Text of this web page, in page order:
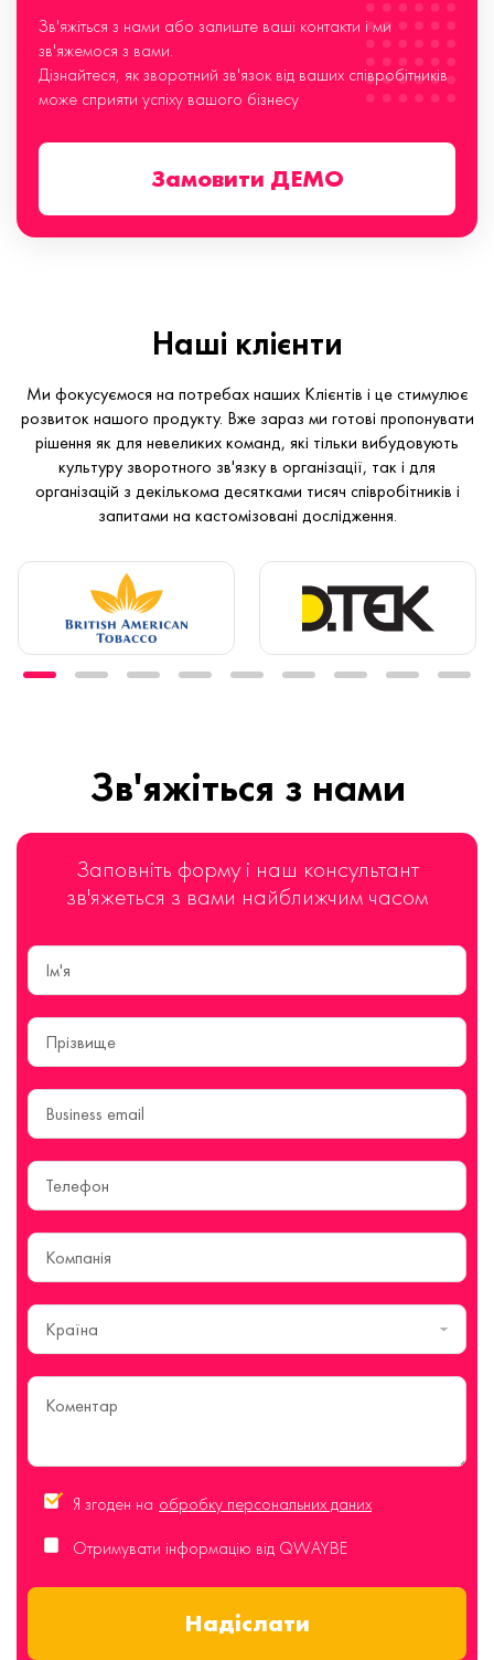
Зв'яжіться з нами або залиште ваші контакти і ми
зв'яжемося з вами.
Дізнайтеся, як зворотний зв'язок від ваших співробітників
може сприяти успіху вашого бізнесу
Замовити ДЕМО
Наші клієнти
Ми фокусуємося на потребах наших Клієнтів і це стимулює
розвиток нашого продукту. Вже зараз ми готові пропонувати
рішення як для невеликих команд, які тільки вибудовують
культуру зворотного зв'язку в організації, так і для
організацій з декількома десятками тисяч співробітників і
запитами на кастомізовані дослідження.
Зв'яжіться з нами
Заповніть форму і наш консультант
зв'яжеться з вами найближчим часом
Країна
Я згоден на обробку персональних даних
Отримувати інформацію від QWAYBE
Надіслати